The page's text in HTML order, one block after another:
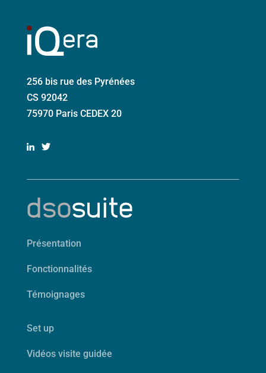
256 bis rue des Pyrénées
CS 92042
75970 Paris CEDEX 20
Présentation
Fonctionnalités
Témoignages
Set up
Vidéos visite guidée